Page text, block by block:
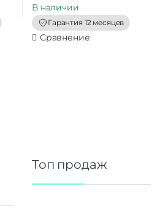
t
o
f
5
В наличии
Гарантия 12 месяцев
Сравнение
Топ продаж